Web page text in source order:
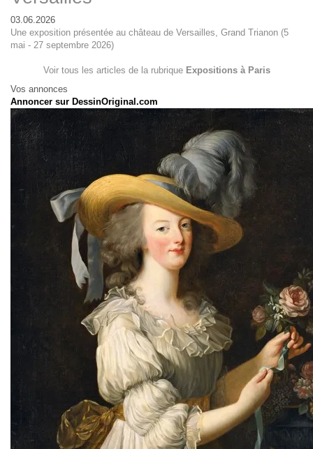
03.06.2026
Une exposition présentée au château de Versailles, Grand Trianon (5
mai - 27 septembre 2026)
Voir tous les articles de la rubrique Expositions à Paris
Vos annonces
Annoncer sur DessinOriginal.com